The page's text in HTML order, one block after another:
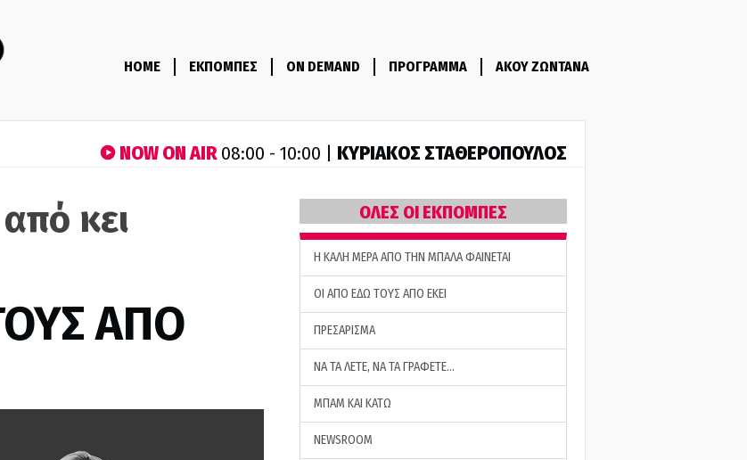
HOME ΕΚΠΟΜΠΕΣ ON DEMAND ΠΡΟΓΡΑΜΜΑ ΑΚΟΥ ΖΩΝΤΑΝΑ
NOW ON AIR08:00 - 10:00 | ΚΥΡΙΑΚΟΣ ΣΤΑΘΕΡΟΠΟΥΛΟΣ
κει
ΑΠΟ
ΟΛΕΣ ΟΙ ΕΚΠΟΜΠΕΣ
H ΚΑΛΗ ΜΕΡΑ ΑΠΟ ΤΗΝ ΜΠΑΛΑ ΦΑΙΝΕΤΑΙ
ΟΙ ΑΠΟ ΕΔΩ ΤΟΥΣ ΑΠΟ ΕΚΕΙ
ΠΡΕΣΑΡΙΣΜΑ
ΝΑ ΤΑ ΛΕΤΕ, ΝΑ ΤΑ ΓΡΑΦΕΤΕ…
ΜΠΑΜ ΚΑΙ ΚΑΤΩ
NEWSROOM